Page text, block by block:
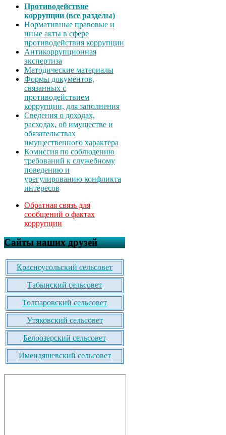
Противодействие
коррупции (все разделы)
Нормативные правовые и
иные акты в сфере
противодействия коррупции
Антикоррупционная
экспертиза
Методические материалы
Формы документов,
связанных с
противодействием
коррупции, для заполнения
Сведения о доходах,
расходах, об имуществе и
обязательствах
имущественного характера
Комиссия по соблюдению
требований к служебному
поведению и
урегулированию конфликта
интересов
Обратная связь для
сообщений о фактах
коррупции
Сайты наших друзей
Красноусольский сельсовет
Табынский сельсовет
Толпаровский сельсовет
Утяковский сельсовет
Белоозерский сельсовет
Имендяшевский сельсовет